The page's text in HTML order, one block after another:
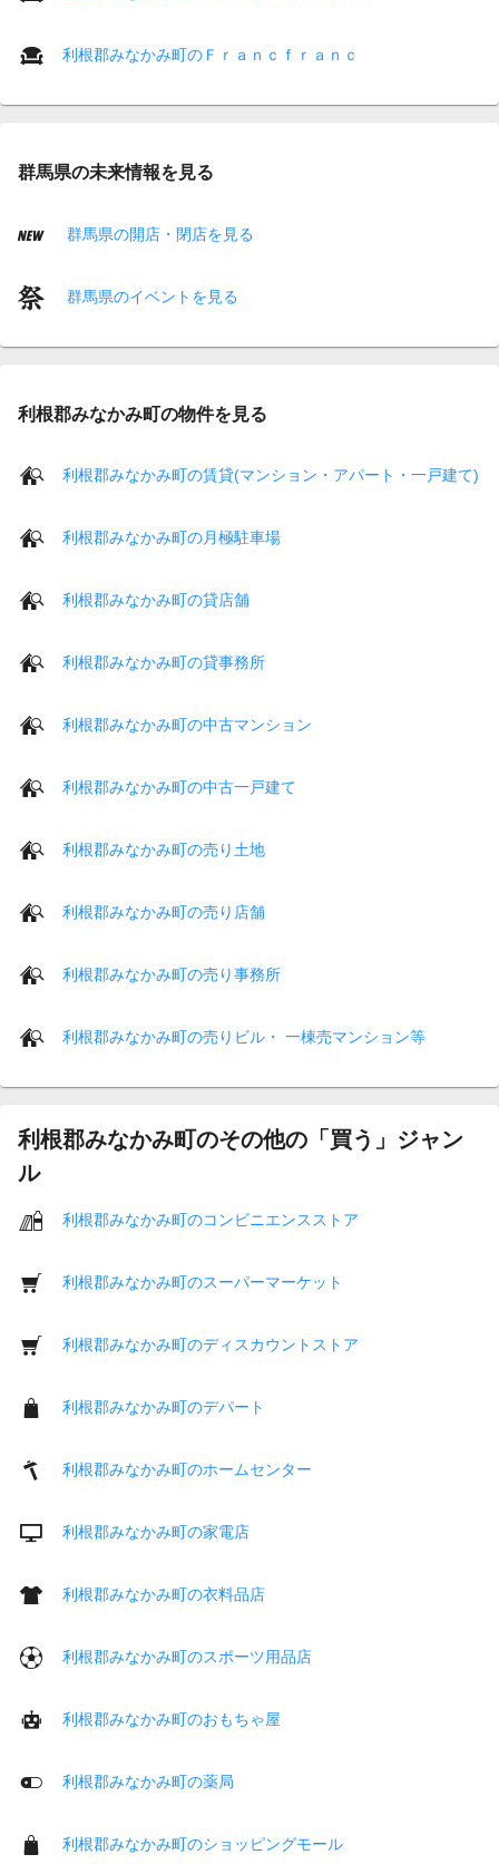
利根郡みなかみ町のＦｒａｎｃｆｒａｎｃ
群馬県の未来情報を見る
群馬県の開店・閉店を見る
群馬県のイベントを見る
利根郡みなかみ町の物件を見る
利根郡みなかみ町の賃貸(マンション・アパート・一戸建て)
利根郡みなかみ町の月極駐車場
利根郡みなかみ町の貸店舗
利根郡みなかみ町の貸事務所
利根郡みなかみ町の中古マンション
利根郡みなかみ町の中古一戸建て
利根郡みなかみ町の売り土地
利根郡みなかみ町の売り店舗
利根郡みなかみ町の売り事務所
利根郡みなかみ町の売りビル・ 一棟売マンション等
利根郡みなかみ町のその他の「買う」ジャン
ル
利根郡みなかみ町のコンビニエンスストア
利根郡みなかみ町のスーパーマーケット
利根郡みなかみ町のディスカウントストア
利根郡みなかみ町のデパート
利根郡みなかみ町のホームセンター
利根郡みなかみ町の家電店
利根郡みなかみ町の衣料品店
利根郡みなかみ町のスポーツ用品店
利根郡みなかみ町のおもちゃ屋
利根郡みなかみ町の薬局
利根郡みなかみ町のショッピングモール